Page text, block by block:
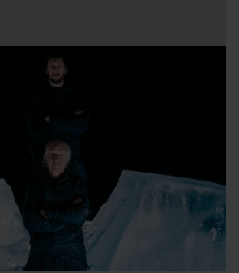
i många år. De är båda
och verkar i Spanien. Timsam i
Hills nära Malaga, tillsammans
är konstnär.
arbetat tillsammans med oss på
under de senaste 15 åren.